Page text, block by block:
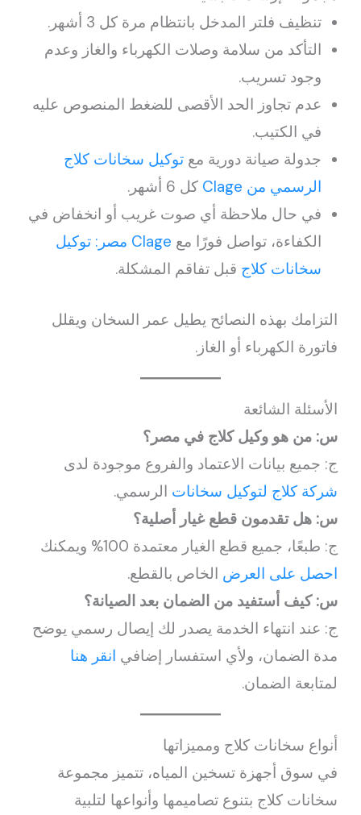
تنظيف فلتر المدخل بانتظام مرة كل 3 أشهر.
التأكد من سلامة وصلات الكهرباء والغاز وعدم
وجود تسريب.
عدم تجاوز الحد الأقصى للضغط المنصوص عليه
في الكتيب.
جدولة صيانة دورية معتوكيل سخانات كلاج
الرسمي من Clage
كل 6 أشهر.
في حال ملاحظة أي صوت غريب أو انخفاض في
الكفاءة، تواصل فورًا مع
Clage مصر: توكيل
سخانات كلاج قبل تفاقم المشكلة.
التزامك بهذه النصائح يطيل عمر السخان ويقلل
فاتورة الكهرباء أو الغاز.
الأسئلة الشائعة
س: من هو وكيل كلاج في مصر؟
ج: جميع بيانات الاعتماد والفروع موجودة لدى
شركة كلاج لتوكيل سخانات الرسمي.
س: هل تقدمون قطع غيار أصلية؟
ج: طبعًا، جميع قطع الغيار معتمدة 100% ويمكنك
احصل على العرض الخاص بالقطع.
س: كيف أستفيد من الضمان بعد الصيانة؟
ج: عند انتهاء الخدمة يصدر لك إيصال رسمي يوضح
مدة الضمان، ولأي استفسار إضافي انقر هنا
لمتابعة الضمان.
أنواع سخانات كلاج ومميزاتها
في سوق أجهزة تسخين المياه، تتميز مجموعة
سخانات كلاج بتنوع تصاميمها وأنواعها لتلبية